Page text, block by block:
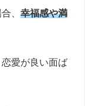
合、幸福感や満
愛が良い面ば